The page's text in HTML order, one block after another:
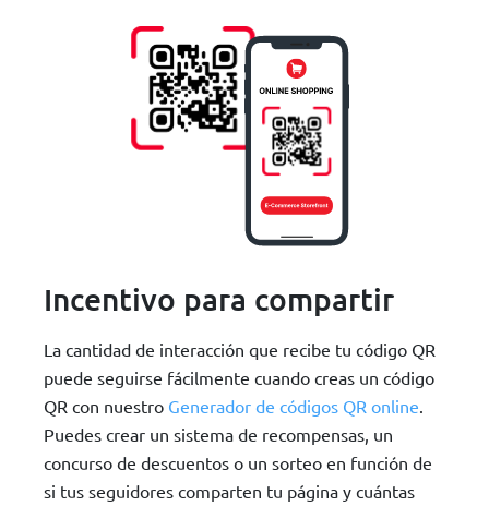
Incentivo para compartir
La cantidad de interacción que recibe tu código QR
puede seguirse fácilmente cuando creas un código
QR con nuestro Generador de códigos QR online
Puedes crear un sistema de recompensas, un
concurso de descuentos o un sorteo en función de
si tus seguidores comparten tu página y cuántas